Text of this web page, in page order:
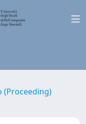
(Proceeding)